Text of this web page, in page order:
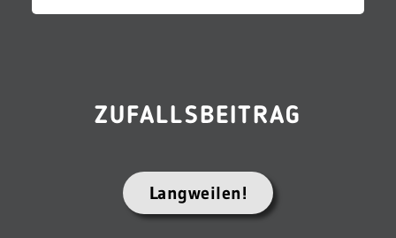
ZUFALLSBEITRAG
Langweilen!